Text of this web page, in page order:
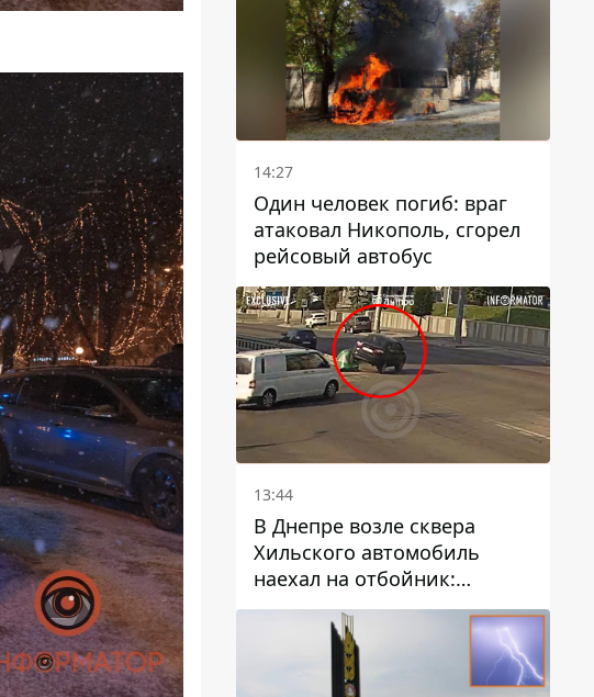
14:27
Один человек погиб: враг
атаковал Никополь, сгорел
рейсовый автобус
13:44
В Днепре возле сквера
Хильского автомобиль
наехал на отбойник:
момент происшествия